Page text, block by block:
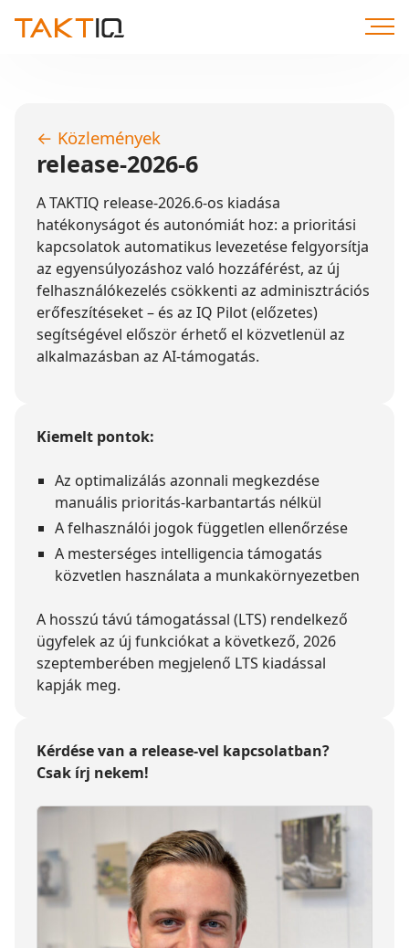
← Közlemények
release-2026-6
A TAKTIQ release-2026.6-os kiadása
hatékonyságot és autonómiát hoz: a prioritási
kapcsolatok automatikus levezetése felgyorsítja
az egyensúlyozáshoz való hozzáférést, az új
felhasználókezelés csökkenti az adminisztrációs
erőfeszítéseket – és az IQ Pilot (előzetes)
segítségével először érhető el közvetlenül az
alkalmazásban az AI-támogatás.
Kiemelt pontok:
Az optimalizálás azonnali megkezdése
manuális prioritás-karbantartás nélkül
A felhasználói jogok független ellenőrzése
A mesterséges intelligencia támogatás
közvetlen használata a munkakörnyezetben
A hosszú távú támogatással (LTS) rendelkező
ügyfelek az új funkciókat a következő, 2026
szeptemberében megjelenő LTS kiadással
kapják meg.
Kérdése van a release-vel kapcsolatban?
Csak írj nekem!